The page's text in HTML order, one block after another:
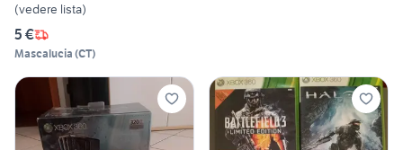
(vedere lista)
5 €
Mascalucia (CT)